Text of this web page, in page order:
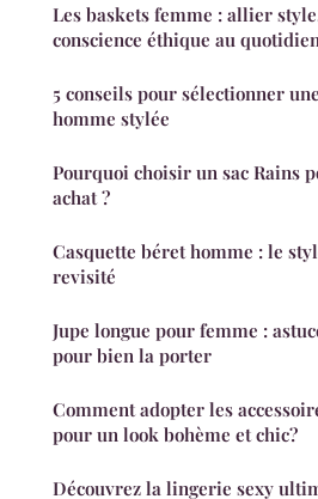
Les baskets femme : allier
conscience éthique au quotidien
5 conseils pour sélectionner
homme stylée
Pourquoi choisir un sac Rains
achat ?
Casquette béret homme : le
revisité
Jupe longue pour femme :
pour bien la porter
Comment adopter les
pour un look bohème et chic?
Découvrez la lingerie sexy